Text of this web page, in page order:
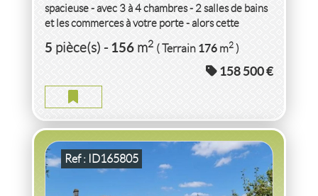
spacieuse - avec 3 à 4 chambres - 2 salles de bains
et les commerces à votre porte - alors cette
propriété pourrait...
5pièce(s)-156m2 ( Terrain176m2)
158 500 €
Ref : ID165805
VENTEMAISON VILLEFAGNAN(16240)
MAISON VILLEFAGNAN
6pièce(s)-141m2 ( Terrain1 604m2)